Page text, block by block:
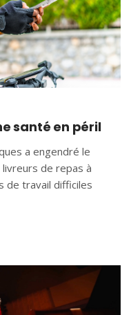
santé en péril
a engendré le
de repas à
de travail difficiles